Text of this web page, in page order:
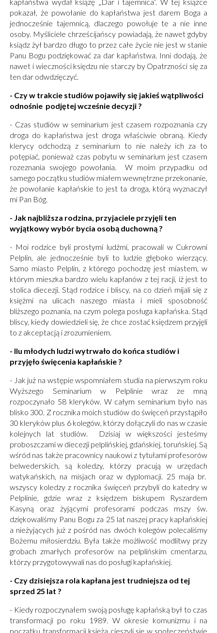
pokazał, że powołanie do kapłaństwa jest darem Boga a
jednocześnie tajemnicą, dlaczego powołuje te a nie inne
osoby. Myśliciele chrześcijańscy powiadają, że nawet gdyby
ksiądz żył bardzo długo to przez całe życie nie jest w stanie
Panu Bogu podziękować za dar kapłaństwa. Inni dodają, że
nawet i wieczności księdzu nie starczy by Opatrzności się za
ten dar odwdzięczyć.
- Czy w trakcie studiów pojawiły się jakieś wątpliwości
odnośnie podjętej wcześnie decyzji ?
- Czas studiów w seminarium jest czasem rozpoznania czy
droga do kapłaństwa jest droga właściwie obraną. Kiedy
klerycy odchodzą z seminarium to nie należy ich za to
potępiać, ponieważ czas pobytu w seminarium jest czasem
rozeznania swojego powołania. W moim przypadku od
samego początku studiów miałem wewnętrzne przekonanie,
że powołanie kapłańskie to jest ta droga, którą wyznaczył
mi Pan Bóg.
- Jak najbliższa rodzina, przyjaciele przyjęli ten
wyjątkowy wybór bycia osobą duchowną ?
- Moi rodzice byli prostymi ludźmi, pracowali w Cukrowni
Pelplin, ale jednocześnie byli to ludzie głęboko wierzący.
Samo miasto Pelplin, z którego pochodzę jest miastem, w
którym mieszka bardzo wielu kapłanów z tej racji, iż jest to
stolica diecezji. Stąd rodzice i bliscy, na co dzień mijali się z
księżmi na ulicach naszego miasta i mieli sposobność
bliższego poznania, na czym polega posługa kapłańska. Stąd
bliscy, kiedy dowiedzieli się, że chce zostać księdzem przyjęli
to z akceptacją i zrozumieniem.
- Ilu młodych ludzi wytrwało do końca studiów i
przyjęło święcenia kapłańskie ?
- Jak już na wstępie wspomniałem studia na pierwszym roku
Wyższego Seminarium w Pelplinie wraz ze mną
rozpoczynało 58 kleryków. W całym seminarium było nas
blisko 300. Z rocznika moich studiów do święceń przystąpiło
30 kleryków plus 6 kolegów, którzy dołączyli do nas w czasie
kolejnych lat studiów. Dzisiaj w większości jesteśmy
proboszczami w diecezji pelplińskiej, gdańskiej, toruńskiej. Są
wśród nas także pracownicy naukowi z tytułami profesorów
belwederskich, są koledzy, którzy pracują w urzędach
watykańskich, na misjach oraz w dyplomacji. 25 maja br.
wszyscy koledzy z rocznika święceń przybyli do katedry w
Pelplinie, gdzie wraz z księdzem biskupem Ryszardem
Kasyną oraz żyjącymi profesorami podczas mszy św.
dziękowaliśmy Panu Bogu za 25 lat naszej pracy kapłańskiej
a nieżyjących już z pośród nas dwóch kolegów polecaliśmy
Bożemu miłosierdziu. Była także możliwość modlitwy przy
grobach zmarłych profesorów na pelplińskim cmentarzu,
którzy przygotowywali nas do posługi kapłańskiej.
- Czy dzisiejsza rola kapłana jest trudniejsza od tej
sprzed 25 lat ?
- Kiedy rozpoczynałem swoją posługę kapłańską był to czas
transformacji po roku 1989. W okresie komunizmu i na
początku transformacji księża cieszyli się w społeczeństwie